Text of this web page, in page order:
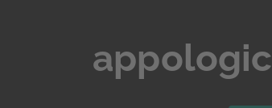
appologic